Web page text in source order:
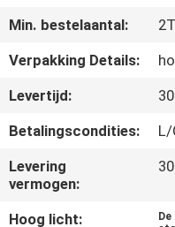
CONTACTEER
ONS
OM
EEN
Min. bestelaantal:
Verpakking Details:
Levertijd:
Betalingscondities:
L/
Levering
vermogen:
Hoog licht: